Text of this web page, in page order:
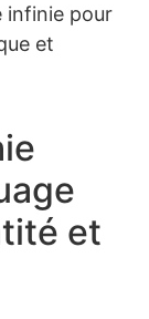
infinie pour
et
et